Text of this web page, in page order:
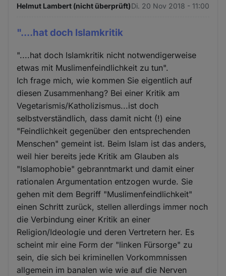
Helmut Lambert (nicht überprüft)Di. 20 Nov 2018 - 11:00
"....hat doch Islamkritik
"....hat doch Islamkritik nicht notwendigerweise
etwas mit Muslimenfeindlichkeit zu tun".
Ich frage mich, wie kommen Sie eigentlich auf
diesen Zusammenhang? Bei einer Kritik am
Vegetarismis/Katholizismus...ist doch
selbstverständlich, dass damit nicht (!) eine
"Feindlichkeit gegenüber den entsprechenden
Menschen" gemeint ist. Beim Islam ist das anders,
weil hier bereits jede Kritik am Glauben als
"Islamophobie" gebranntmarkt und damit einer
rationalen Argumentation entzogen wurde. Sie
gehen mit dem Begriff "Muslimenfeindlichkeit"
einen Schritt zurück, stellen allerdings immer noch
die Verbindung einer Kritik an einer
Religion/Ideologie und deren Vertretern her. Es
scheint mir eine Form der "linken Fürsorge" zu
sein, die sich bei kriminellen Vorkommnissen
allgemein im banalen wie wie auf die Nerven